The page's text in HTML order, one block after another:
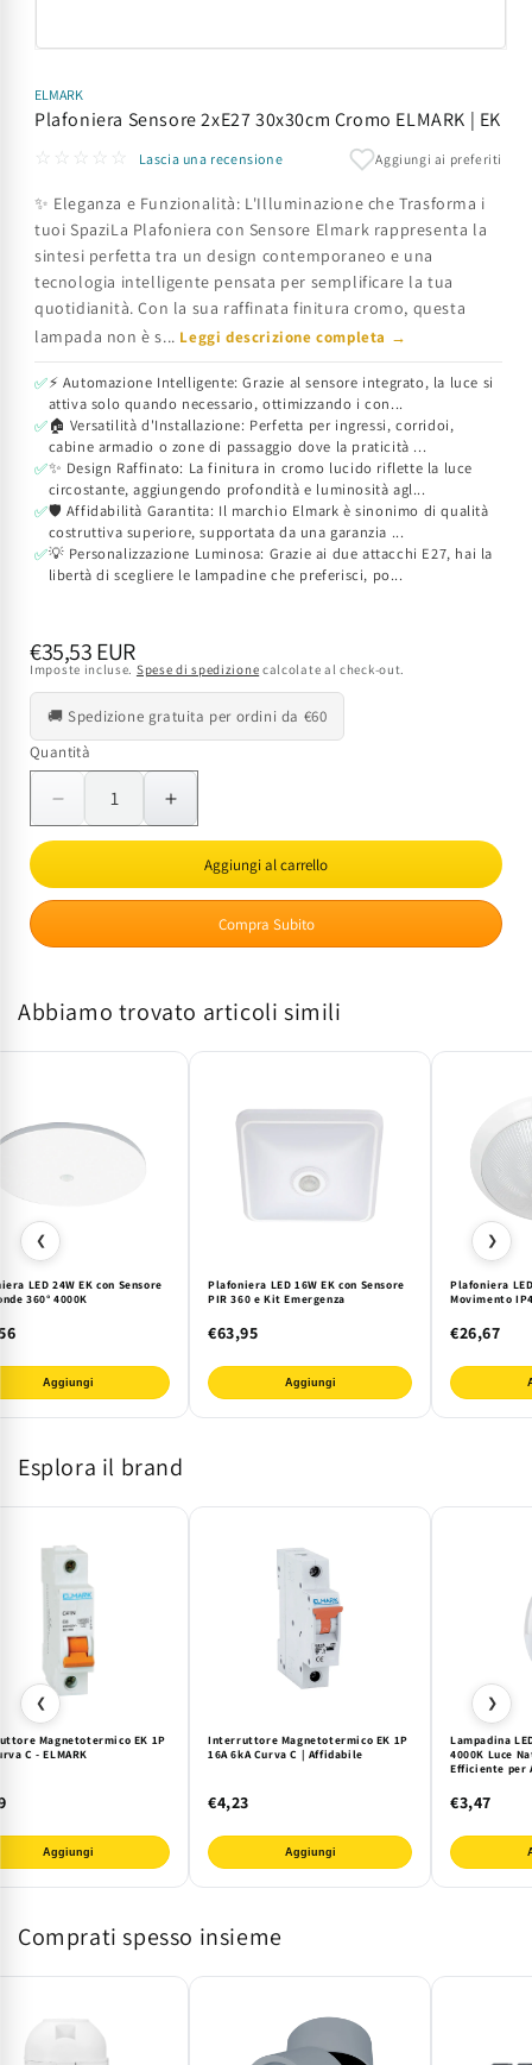
multimediali
1
in
modale
ELMARK
Plafoniera Sensore 2xE27 30x30cm Cromo ELMARK | EK
☆☆☆☆☆
Lascia una recensione Aggiungi ai preferiti
✨ Eleganza e Funzionalità: L'Illuminazione che Trasforma i
tuoi SpaziLa Plafoniera con Sensore Elmark rappresenta la
sintesi perfetta tra un design contemporaneo e una
tecnologia intelligente pensata per semplificare la tua
quotidianità. Con la sua raffinata finitura cromo, questa
lampada non è s... Leggi descrizione completa →
✅⚡ Automazione Intelligente: Grazie al sensore integrato, la luce si
attiva solo quando necessario, ottimizzando i con...
✅🏠 Versatilità d'Installazione: Perfetta per ingressi, corridoi,
cabine armadio o zone di passaggio dove la praticità ...
✅✨ Design Raffinato: La finitura in cromo lucido riflette la luce
circostante, aggiungendo profondità e luminosità agl...
✅🛡️ Affidabilità Garantita: Il marchio Elmark è sinonimo di qualità
costruttiva superiore, supportata da una garanzia ...
✅💡 Personalizzazione Luminosa: Grazie ai due attacchi E27, hai la
libertà di scegliere le lampadine che preferisci, po...
Prezzo
di
listino
€35,53 EUR
Imposte incluse. Spese di spedizione calcolate al check-out.
🚚 Spedizione gratuita per ordini da €60
Quantità
Quantità
Diminuisci
quantità
Plafoniera
Sensore
ELMARK
EK
Aumenta
quantità
Plafoniera
Sensore
2xE27
ELMARK
EK
Aggiungi al carrello
Compra Subito
Abbiamo trovato articoli simili
❮
LED 24W EK con Sensore
360° 4000K
Aggiungi
Plafoniera LED 16W EK con Sensore
PIR 360 e Kit Emergenza
€63,95
Aggiungi
Plafoniera
Movimento
€26,67
❯
Esplora il brand
❮
Magnetotermico EK 1P
C - ELMARK
Aggiungi
Interruttore Magnetotermico EK 1P
16A 6kA Curva C | Affidabile
€4,23
Aggiungi
Lampadina
4000K Luce
Efficiente per
€3,47
❯
Comprati spesso insieme